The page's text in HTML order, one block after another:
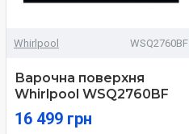
Whirlpool WSQ2760BF
Варочна поверхня
Whirlpool WSQ2760BF
16 499 грн